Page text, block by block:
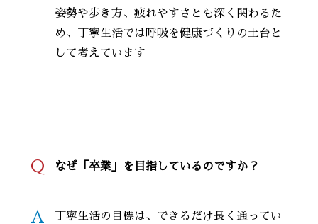
姿勢や歩き方、疲れやすさとも深く関わるた
め、丁寧生活では呼吸を健康づくりの土台と
して考えています
Q なぜ「卒業」を目指しているのですか？
A
丁寧生活の目標は、できるだけ長く通ってい